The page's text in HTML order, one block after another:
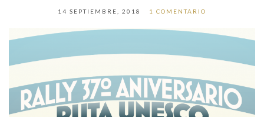
14 SEPTIEMBRE, 2018 1 COMENTARIO